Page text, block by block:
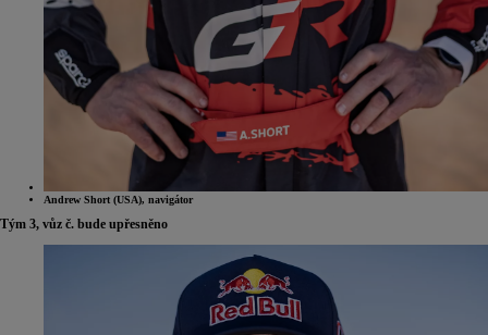
Andrew Short (USA), navigátor
Tým 3, vůz č. bude upřesněno